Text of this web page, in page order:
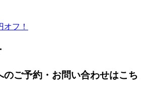
のご予約・お問い合わせはこち